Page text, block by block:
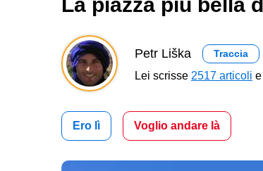
Petr Liška Traccia
Lei scrisse 2517 articoli
Ero lì Voglio andare là